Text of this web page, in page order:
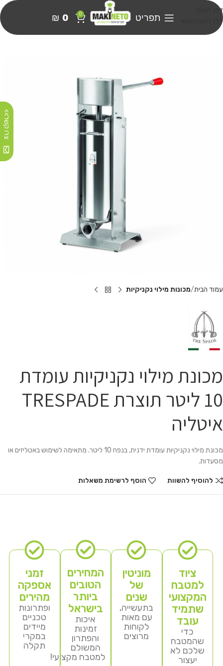
דלג לניווט
דלג לתוכן ראשי
תפריט 0
₪ 0
עמוד הבית מכונות מילוי נקניקיות
מכונת מילוי נקניקיות עומדת
10 ליטר תוצרת TRESPADE
איטליה
מכונת מילוי נקניקיות עומדת ידנית, בנפח 10 ליטר. מתאימה לשימוש באטליזים או
מסעדות.
להוסיף להשוות הוסף לרשימת משאלות
ציוד
למטבח
המקצועי
שתמיד
עובד
כדי
שהמטבח
שלכם לא
יעצור
מוניטין
של
שנים
בתעשייה,
עם מאות
לקוחות
מרוצים
המחירים
הטובים
ביותר
בישראל
איכות
זמינות
והפתרון
המשולם
למטבח מקצועי!
זמני
אספקה
מהירים
ופתרונות
טכניים
מיידים
במקרי
תקלה
צרו קשר>>